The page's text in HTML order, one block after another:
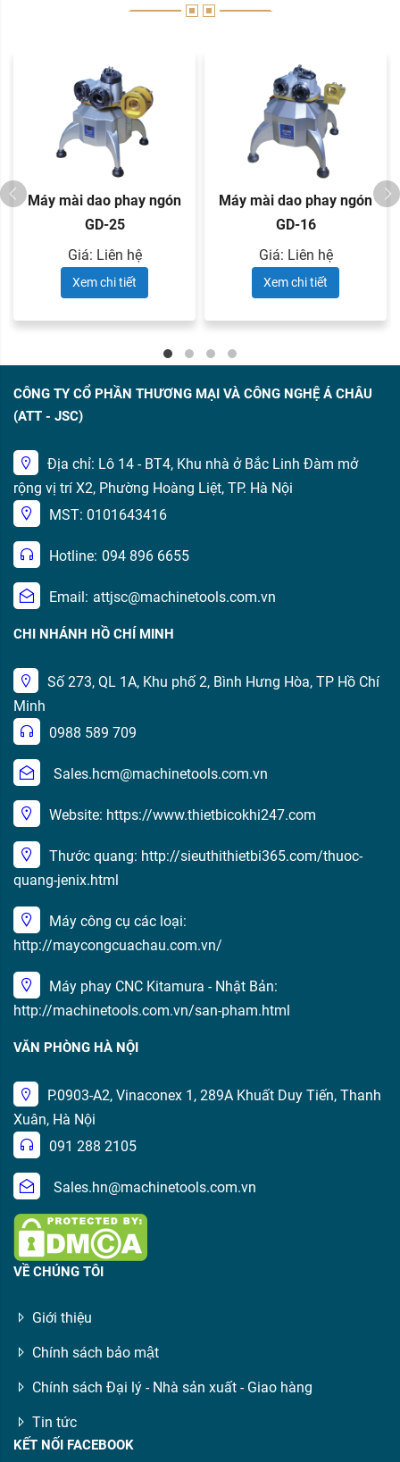
Máy mài dao phay ngón
GD-25
Giá: Liên hệ
Xem chi tiết
Máy mài dao phay ngón
GD-16
Giá: Liên hệ
Xem chi tiết
CÔNG TY CỔ PHẦN THƯƠNG MẠI VÀ CÔNG NGHỆ Á CHÂU
(ATT - JSC)
Địa chỉ: Lô 14 - BT4, Khu nhà ở Bắc Linh Đàm mở
rộng vị trí X2, Phường Hoàng Liệt, TP. Hà Nội
MST: 0101643416
Hotline: 094 896 6655
Email: attjsc@machinetools.com.vn
CHI NHÁNH HỒ CHÍ MINH
Số 273, QL 1A, Khu phố 2, Bình Hưng Hòa, TP Hồ Chí
Minh
0988 589 709
Sales.hcm@machinetools.com.vn
Website: https://www.thietbicokhi247.com
Thước quang: http://sieuthithietbi365.com/thuoc-
quang-jenix.html
Máy công cụ các loại:
http://maycongcuachau.com.vn/
Máy phay CNC Kitamura - Nhật Bản:
http://machinetools.com.vn/san-pham.html
VĂN PHÒNG HÀ NỘI
P.0903-A2, Vinaconex 1, 289A Khuất Duy Tiến, Thanh
Xuân, Hà Nội
091 288 2105
Sales.hn@machinetools.com.vn
VỀ CHÚNG TÔI
Giới thiệu
Chính sách bảo mật
Chính sách Đại lý - Nhà sản xuất - Giao hàng
Tin tức
KẾT NỐI FACEBOOK